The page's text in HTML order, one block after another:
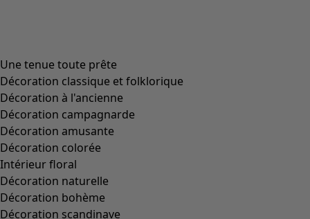
Une tenue toute prête
Décoration classique et folklorique
Décoration à l'ancienne
Décoration campagnarde
Décoration amusante
Décoration colorée
Intérieur floral
Décoration naturelle
Décoration bohème
Décoration scandinave